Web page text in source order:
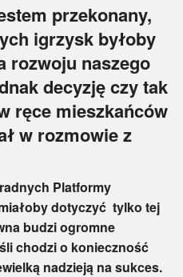
przekonany,
igrzysk byłoby
rozwoju naszego
decyzję czy tak
ręce mieszkańców
w rozmowie z
Platformy
dotyczyć tylko tej
budzi ogromne
chodzi o konieczność
nadzieją na sukces.